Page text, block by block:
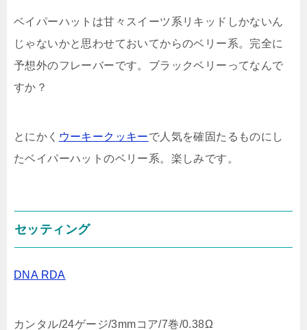
ベイパーハットは甘々スイーツ系リキッドしかないん
じゃないかと思わせておいてからのベリー系。完全に
予想外のフレーバーです。ブラックベリーってなんで
すか？
とにかく ウーキークッキーで人気を確固たるものにし
たベイパーハットのベリー系。楽しみです。
セッティング
DNA RDA
カンタル/24ゲージ/3mmコア/7巻/0.38Ω